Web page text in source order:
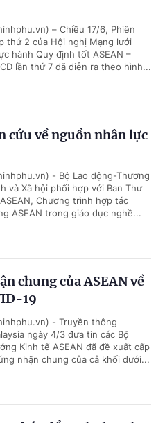
– Chiều 17/6, Phiên
thứ 2 của Hội nghị Mạng lưới
hành Quy định tốt ASEAN –
lần thứ 7 đã diễn ra theo hình...
cứu về nguồn nhân lực
- Bộ Lao động-Thương
và Xã hội phối hợp với Ban Thư
Chương trình hợp tác
ASEAN trong giáo dục nghề...
chung của ASEAN về
19
- Truyền thông
ngày 4/3 đưa tin các Bộ
Kinh tế ASEAN đã đề xuất cấp
nhận chung của cả khối dưới...